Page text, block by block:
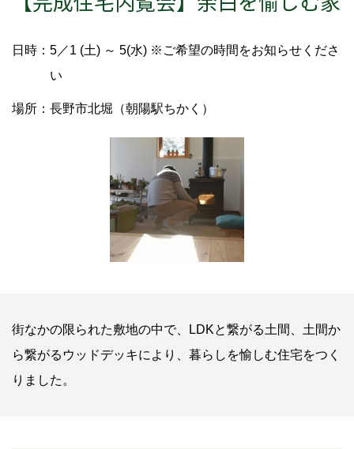
日時：5／1 (土) ～ 5(水) ※ご希望の時間をお知らせくださ
い
場所：長野市北堀（朝陽駅ちかく）
街なかの限られた敷地の中で、LDKと繋がる土間、土間か
ら繋がるウッドデッキにより、暮らしを愉しむ住宅をつく
りました。